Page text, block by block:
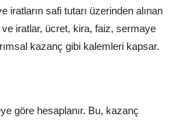
iratların safi tutarı üzerinden alınan
iratlar, ücret, kira, faiz, sermaye
kazanç gibi kalemleri kapsar.
göre hesaplanır. Bu, kazanç